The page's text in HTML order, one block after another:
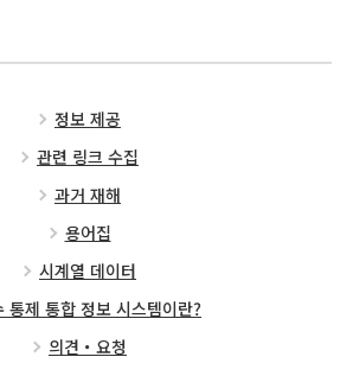
정보 제공
관련 링크 수집
과거 재해
용어집
시계열 데이터
통제 통합 정보 시스템이란?
의견・요청